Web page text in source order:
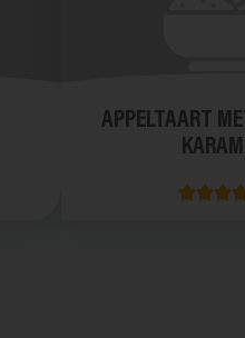
APPELTAART